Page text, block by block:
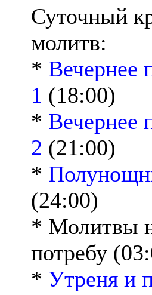
Суточный
молитв:
* Вечернее
1 (18:00)
* Вечернее
2 (21:00)
*
(24:00)
* Молитвы
потребу
* Утреня и